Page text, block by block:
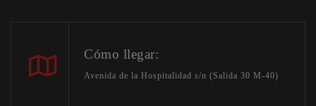
Cómo llegar:
Avenida de la Hospitalidad s/n (Salida 30 M-40)